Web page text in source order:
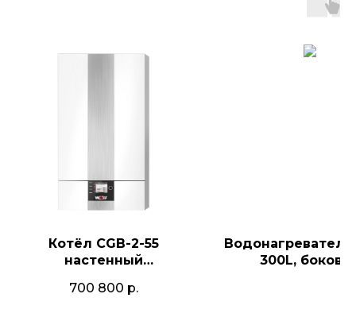
Котёл CGB-2-55
настенный
конденсационный с
700 800 р.
Водонагреватель
300L,